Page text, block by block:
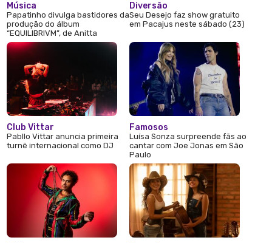
Música
Papatinho divulga bastidores da
produção do álbum
“EQUILIBRIVM”, de Anitta
Club Vittar
Pabllo Vittar anuncia primeira
turnê internacional como DJ
Diversão
Seu Desejo faz show gratuito
em Pacajus neste sábado (23)
Famosos
Luísa Sonza surpreende fãs ao
cantar com Joe Jonas em São
Paulo